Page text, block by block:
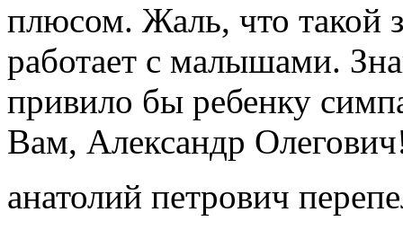
плюсом. Жаль, что такой
работает с малышами.
привило бы ребенку
Вам, Александр
анатолий петрович